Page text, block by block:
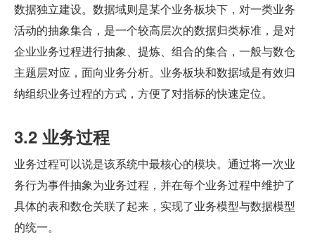
数据独立建设。数据域则是某个业务板块下，对一类业务
活动的抽象集合，是一个较高层次的数据归类标准，是对
企业业务过程进行抽象、提炼、组合的集合，一般与数仓
主题层对应，面向业务分析。业务板块和数据域是有效归
纳组织业务过程的方式，方便了对指标的快速定位。
3.2 业务过程
业务过程可以说是该系统中最核心的模块。通过将一次业
务行为事件抽象为业务过程，并在每个业务过程中维护了
具体的表和数仓关联了起来，实现了业务模型与数据模型
的统一。